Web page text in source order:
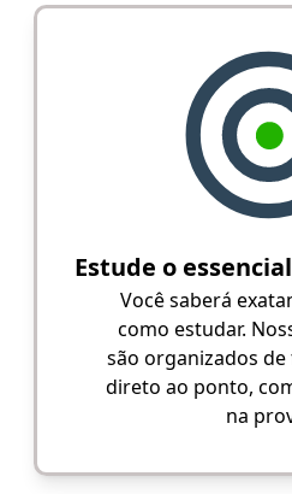
Estude o
Você saberá
como estudar.
são organizados
direto ao ponto,
na